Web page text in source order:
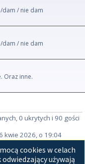
dam / nie dam
dam / nie dam
Oraz inne.
0 ukrytych i 90 gości
kwie 2026, o 19:04
cookies w celach
używają